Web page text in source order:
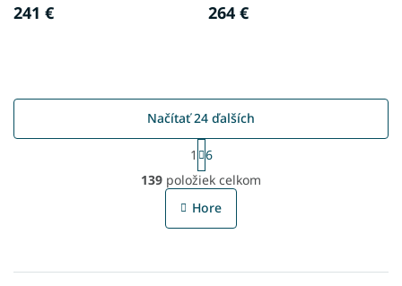
241 € 264 €
O
v
l
c
Načítať 24 ďalších
S
t
r
á
n
a
1
6
139 položiek celkom
Hore